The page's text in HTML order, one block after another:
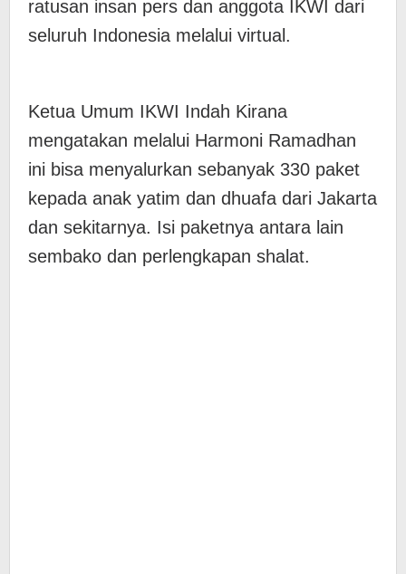
ratusan insan pers dan anggota IKWI dari
seluruh Indonesia melalui virtual.
Ketua Umum IKWI Indah Kirana
mengatakan melalui Harmoni Ramadhan
ini bisa menyalurkan sebanyak 330 paket
kepada anak yatim dan dhuafa dari Jakarta
dan sekitarnya. Isi paketnya antara lain
sembako dan perlengkapan shalat.